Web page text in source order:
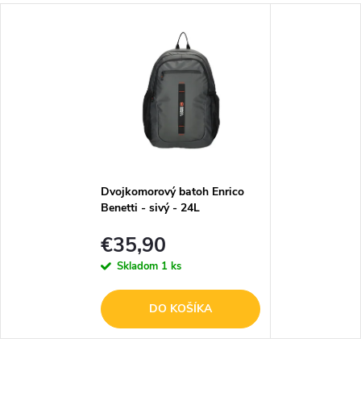
Dvojkomorový batoh Enrico
Benetti - sivý - 24L
€35,90
Skladom 1 ks
DO KOŠÍKA